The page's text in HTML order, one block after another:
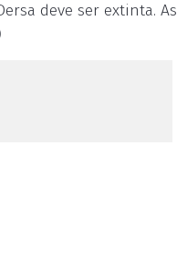
deve ser extinta. As